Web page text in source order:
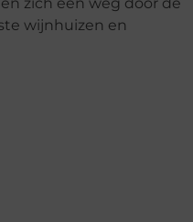
wijnhuizen en